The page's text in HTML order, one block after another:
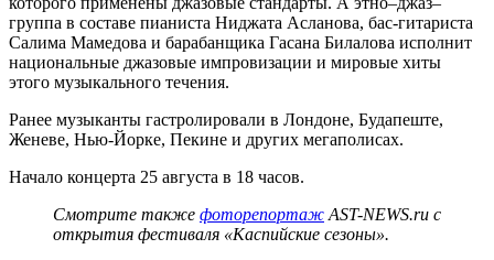
группа в составе пианиста Ниджата Асланова, бас-гитариста
Салима Мамедова и барабанщика Гасана Билалова исполнит
национальные джазовые импровизации и мировые хиты
этого музыкального течения.
Ранее музыканты гастролировали в Лондоне, Будапеште,
Женеве, Нью-Йорке, Пекине и других мегаполисах.
Начало концерта 25 августа в 18 часов.
Смотрите также фоторепортаж AST-NEWS.ru с
открытия фестиваля «Каспийские сезоны».